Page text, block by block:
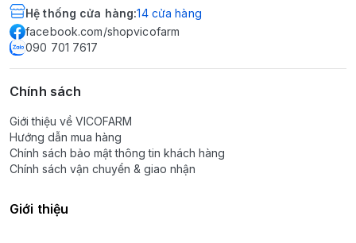
Hệ thống cửa hàng:14 cửa hàng
facebook.com/shopvicofarm
090 701 7617
Chính sách
Giới thiệu về VICOFARM
Hướng dẫn mua hàng
Chính sách bảo mật thông tin khách hàng
Chính sách vận chuyển & giao nhận
Giới thiệu